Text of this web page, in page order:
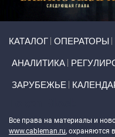
КАТАЛОГ ОПЕРАТОРЫ
АНАЛИТИКА
ЗАРУБЕЖЬЕ
Все права на материалы и
www.cableman.ru, охраняются